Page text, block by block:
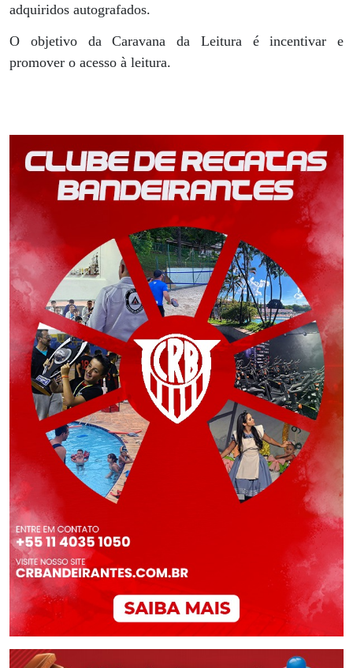
adquiridos autografados.
O objetivo da Caravana da Leitura é incentivar e
promover o acesso à leitura.